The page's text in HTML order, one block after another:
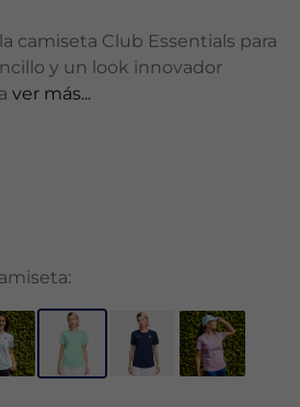
camiseta Club Essentials para
y un look innovador
ver más...